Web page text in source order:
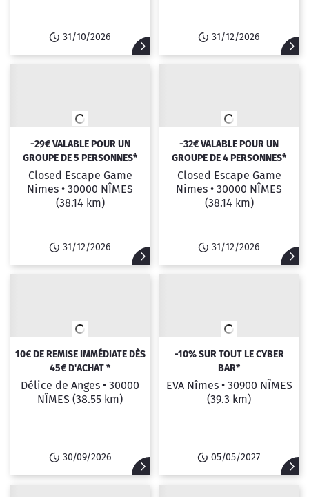
31/10/2026 31/12/2026
-29€ VALABLE POUR UN
GROUPE DE 5 PERSONNES*
Closed Escape Game
Nimes • 30000 NÎMES
(38.14 km)
31/12/2026
-32€ VALABLE POUR UN
GROUPE DE 4 PERSONNES*
Closed Escape Game
Nimes • 30000 NÎMES
(38.14 km)
31/12/2026
10€ DE REMISE IMMÉDIATE DÈS
45€ D'ACHAT *
Délice de Anges • 30000
NÎMES (38.55 km)
30/09/2026
-10% SUR TOUT LE CYBER
BAR*
EVA Nîmes • 30900 NÎMES
(39.3 km)
05/05/2027